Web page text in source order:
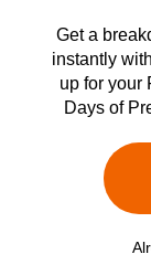
Get a
instantly
up for your
Days of